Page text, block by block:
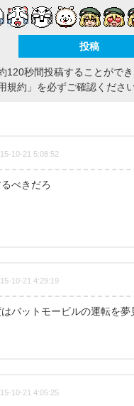
120秒間投稿することがで
規約」 を必ずご確認くださ
10-21 5:08:52
べきだろ
10-21 4:29:19
バットモービルの運転を夢
10-21 4:05:25